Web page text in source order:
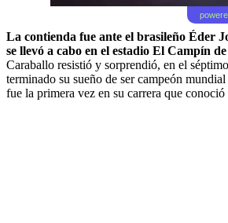
La contienda fue ante el brasileño Éder
se llevó a cabo en el estadio El Campín
Caraballo resistió y sorprendió, en el
terminado su sueño de ser campeón
fue la primera vez en su carrera que conoció